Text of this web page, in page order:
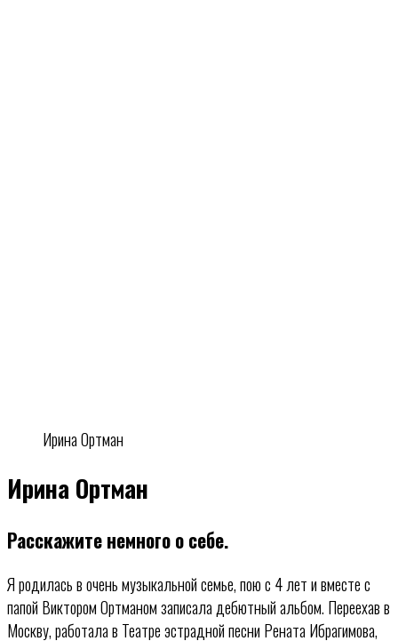
Ирина Ортман
Ирина Ортман
Расскажите немного о себе.
Я родилась в очень музыкальной семье, пою с 4 лет и вместе с
папой Виктором Ортманом записала дебютный альбом. Переехав в
Москву, работала в Театре эстрадной песни Рената Ибрагимова,